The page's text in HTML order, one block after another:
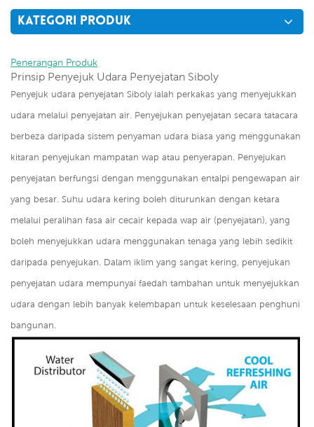
KATEGORI PRODUK
Penerangan Produk
Prinsip Penyejuk Udara Penyejatan Siboly
Penyejuk udara penyejatan Siboly ialah perkakas yang menyejukkan
udara melalui penyejatan air. Penyejukan penyejatan secara tatacara
berbeza daripada sistem penyaman udara biasa yang menggunakan
kitaran penyejukan mampatan wap atau penyerapan. Penyejukan
penyejatan berfungsi dengan menggunakan entalpi pengewapan air
yang besar. Suhu udara kering boleh diturunkan dengan ketara
melalui peralihan fasa air cecair kepada wap air (penyejatan), yang
boleh menyejukkan udara menggunakan tenaga yang lebih sedikit
daripada penyejukan. Dalam iklim yang sangat kering, penyejukan
penyejatan udara mempunyai faedah tambahan untuk menyejukkan
udara dengan lebih banyak kelembapan untuk keselesaan penghuni
bangunan.